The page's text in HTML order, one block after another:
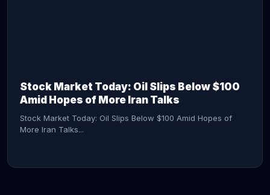
Stock Market Today: Oil Slips Below $100
Amid Hopes of More Iran Talks
Stock Market Today: Oil Slips Below $100 Amid Hopes of
More Iran Talks...